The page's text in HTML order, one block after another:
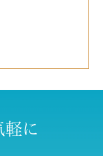
軽に